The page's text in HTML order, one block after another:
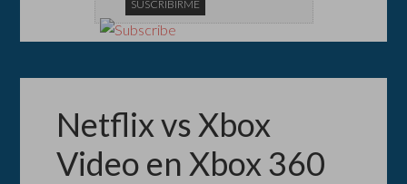
Netflix vs Xbox
Video en Xbox 360